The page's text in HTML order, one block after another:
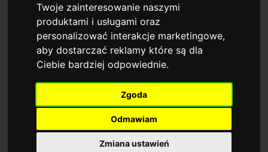
Twoje zainteresowanie naszymi
produktami i usługami oraz
personalizować interakcje marketingowe,
aby dostarczać reklamy które są dla
Ciebie bardziej odpowiednie.
Zgoda
Odmawiam
Zmiana ustawień
Łaskawość Tytusa
19/08/2026 - Winologia dla Początkujących - degustacja komentowana
bilet | 249,00 PLN
Father's Children
7" | 79,99 PLN